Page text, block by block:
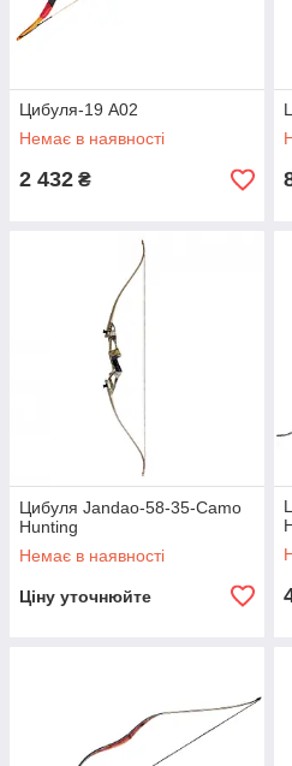
Цибуля-19 A02
Немає в наявності
2 432 ₴
Цибуля Jandao-58-35-Camo
Hunting
Немає в наявності
Ціну уточнюйте